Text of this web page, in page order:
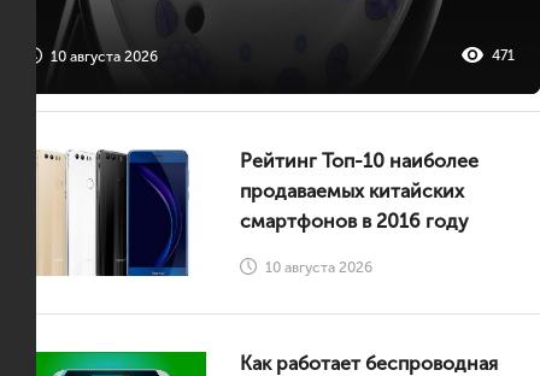
10 августа 2026 471
Рейтинг Топ-10 наиболее
продаваемых китайских
смартфонов в 2016 году
10 августа 2026
Как работает беспроводная